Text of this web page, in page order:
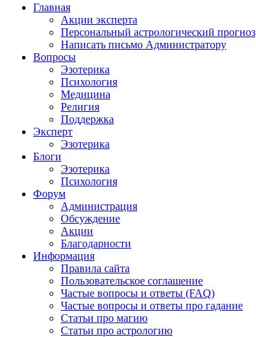
Главная
Акции эксперта
Персональный астрологический прогноз
Написать письмо Администратору
Вопросы
Эзотерика
Психология
Медицина
Религия
Поддержка
Эксперт
Эзотерика
Блоги
Эзотерика
Психология
Форум
Администрация
Обсуждение
Акции
Благодарности
Информация
Правила сайта
Пользовательское соглашение
Частые вопросы и ответы (FAQ)
Частые вопросы и ответы про гадание
Статьи про магию
Статьи про астрологию